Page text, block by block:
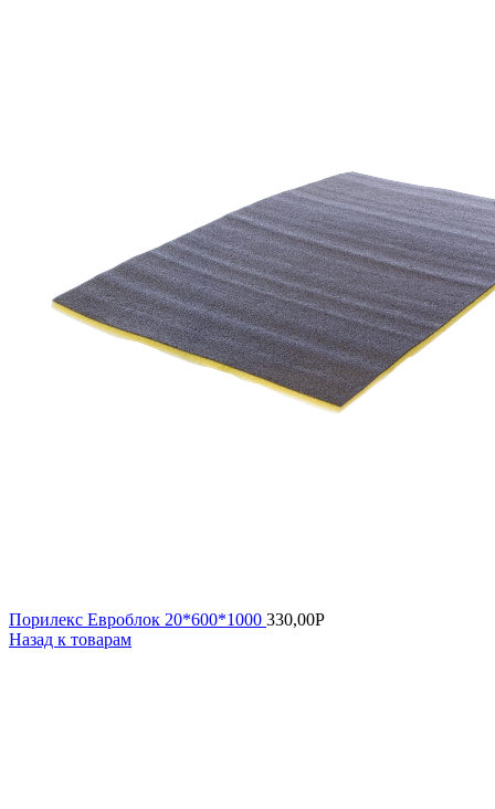
Порилекс Евроблок 20*600*1000 330,00Р
Назад к товарам